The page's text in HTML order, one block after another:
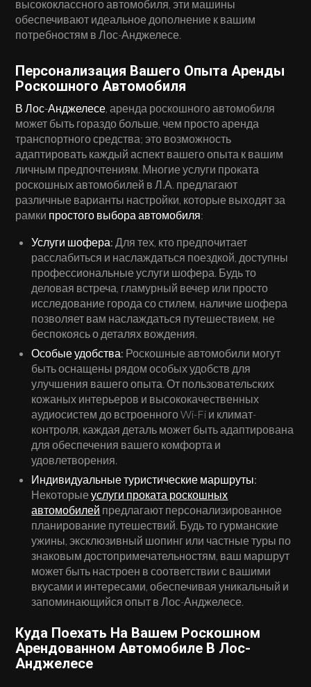
высококлассного автомобиля, эти машины
обеспечивают идеальное дополнение к вашим
потребностям в Лос-Анджелесе.
Персонализация Вашего Опыта Аренды
Роскошного Автомобиля
В Лос-Анджелесе, аренда роскошного автомобиля
может быть гораздо больше, чем просто аренда
транспортного средства; это возможность
адаптировать каждый аспект вашего опыта к вашим
личным предпочтениям. Многие услуги проката
роскошных автомобилей в Л.А. предлагают
различные варианты настройки, которые выходят за
рамки простого выбора автомобиля:
Услуги шофера: Для тех, кто предпочитает
расслабиться и наслаждаться поездкой, доступны
профессиональные услуги шофера. Будь то
деловая встреча, гламурный вечер или просто
исследование города со стилем, наличие шофера
позволяет вам наслаждаться путешествием, не
беспокоясь о деталях вождения.
Особые удобства: Роскошные автомобили могут
быть оснащены рядом особых удобств для
улучшения вашего опыта. От пользовательских
кожаных интерьеров и высококачественных
аудиосистем до встроенного Wi-Fi и климат-
контроля, каждая деталь может быть адаптирована
для обеспечения вашего комфорта и
удовлетворения.
Индивидуальные туристические маршруты:
Некоторыеуслуги проката роскошных
автомобилей предлагают персонализированное
планирование путешествий. Будь то гурманские
ужины, эксклюзивный шопинг или частные туры по
знаковым достопримечательностям, ваш маршрут
может быть настроен в соответствии с вашими
вкусами и интересами, обеспечивая уникальный и
запоминающийся опыт в Лос-Анджелесе.
Куда Поехать На Вашем Роскошном
Арендованном Автомобиле В Лос-
Анджелесе